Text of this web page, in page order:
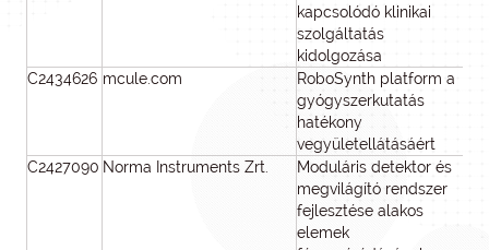
kapcsolódó klinikai
szolgáltatás
kidolgozása
C2434626 mcule.com
RoboSynth platform a
gyógyszerkutatás
hatékony
vegyületellátásáért
C2427090 Norma Instruments Zrt.
Moduláris detektor és
megvilágító rendszer
fejlesztése alakos
elemek